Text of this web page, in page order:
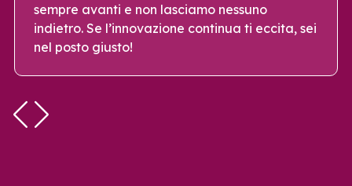
sempre avanti e non lasciamo nessuno
indietro. Se l’innovazione continua ti eccita, sei
nel posto giusto!